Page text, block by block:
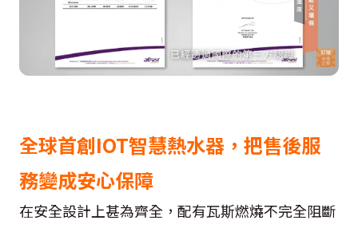
全球首創IOT智慧熱水器，把售後服
務變成安心保障
在安全設計上甚為齊全，配有瓦斯燃燒不完全阻斷